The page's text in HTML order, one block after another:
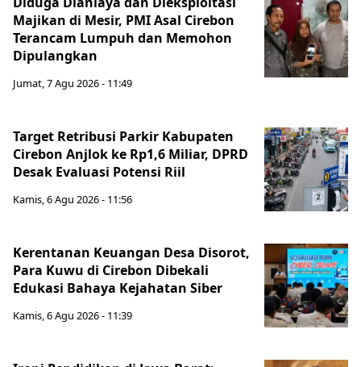
Majikan di Mesir, PMI Asal Cirebon
Terancam Lumpuh dan Memohon
Dipulangkan
Jumat, 7 Agu 2026 - 11:49
Target Retribusi Parkir Kabupaten
Cirebon Anjlok ke Rp1,6 Miliar, DPRD
Desak Evaluasi Potensi Riil
Kamis, 6 Agu 2026 - 11:56
Kerentanan Keuangan Desa Disorot,
Para Kuwu di Cirebon Dibekali
Edukasi Bahaya Kejahatan Siber
Kamis, 6 Agu 2026 - 11:39